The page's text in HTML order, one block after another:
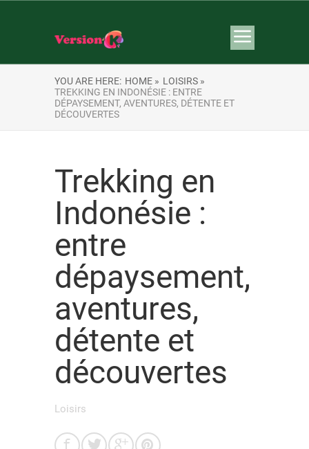
YOU ARE HERE: HOME » LOISIRS »
TREKKING EN INDONÉSIE : ENTRE
DÉPAYSEMENT, AVENTURES, DÉTENTE ET
DÉCOUVERTES
Trekking en
Indonésie :
entre
dépaysement,
aventures,
détente et
découvertes
Loisirs